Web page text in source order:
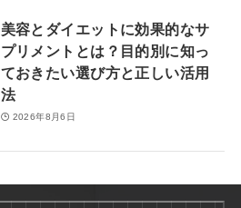
美容とダイエットに効果的なサ
プリメントとは？目的別に知っ
ておきたい選び方と正しい活用
法
2026年8月6日